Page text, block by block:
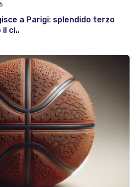
a Parigi: splendido terzo
ci..